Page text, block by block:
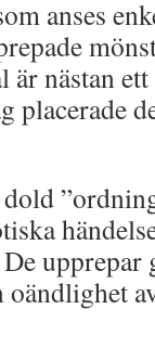
anses
nästan
placerade
upprepar
oändlighet